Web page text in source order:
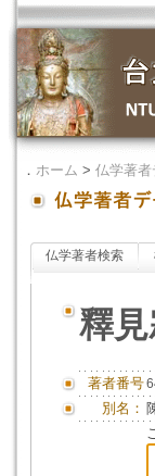
． ホーム > 仏学著者
仏学著者検索
釋
著者番号
別名：